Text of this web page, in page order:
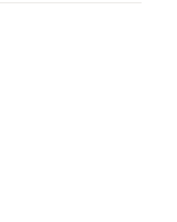
antal röster: